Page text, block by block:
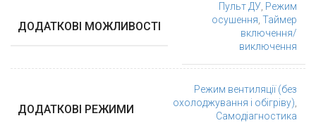
ДОДАТКОВІ МОЖЛИВОСТІ
Пульт ДУ Режим
осушення Таймер
включення/
виключення
ДОДАТКОВІ РЕЖИМИ
Режим вентиляції (без
охолоджування і обігріву)
Самодіагностика